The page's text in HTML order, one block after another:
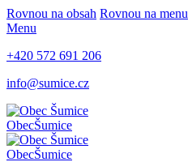
Rovnou na obsah Rovnou na menu
Menu
+420 572 691 206
info@sumice.cz
ObecŠumice
ObecŠumice